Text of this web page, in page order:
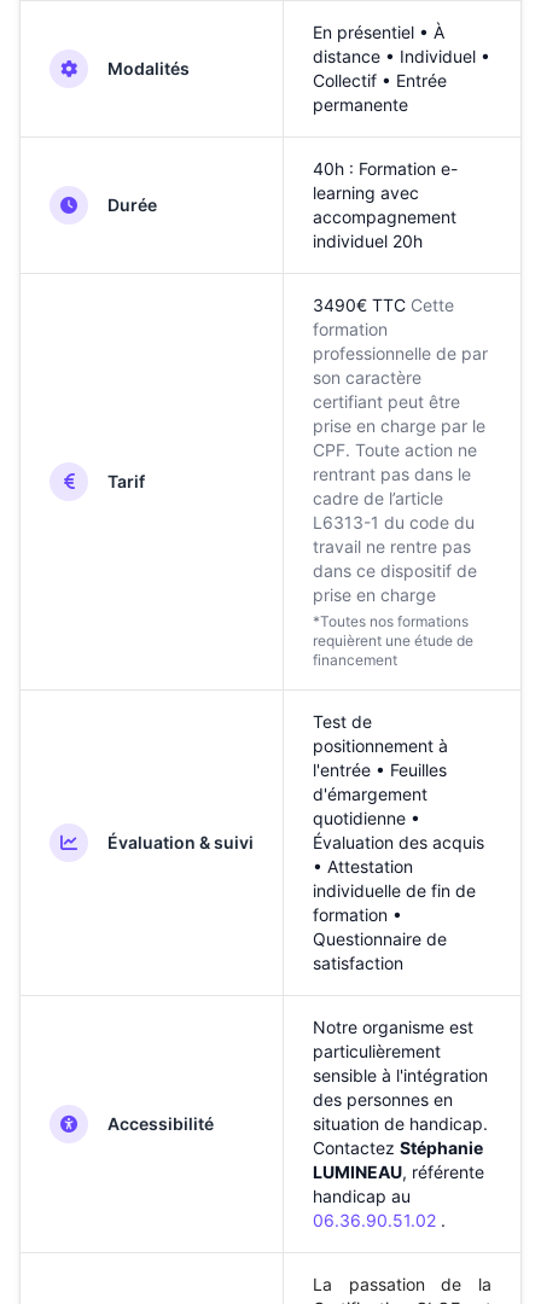
Modalités
En présentiel • À
distance • Individuel •
Collectif • Entrée
permanente
Durée
40h : Formation e-
learning avec
accompagnement
individuel 20h
Tarif
3490€ TTC Cette
formation
professionnelle de par
son caractère
certifiant peut être
prise en charge par le
CPF. Toute action ne
rentrant pas dans le
cadre de l’article
L6313-1 du code du
travail ne rentre pas
dans ce dispositif de
prise en charge
*Toutes nos formations
requièrent une étude de
financement
Évaluation & suivi
Test de
positionnement à
l'entrée • Feuilles
d'émargement
quotidienne •
Évaluation des acquis
• Attestation
individuelle de fin de
formation •
Questionnaire de
satisfaction
Accessibilité
Notre organisme est
particulièrement
sensible à l'intégration
des personnes en
situation de handicap.
Contactez Stéphanie
LUMINEAU, référente
handicap au
06.36.90.51.02 .
La passation de la